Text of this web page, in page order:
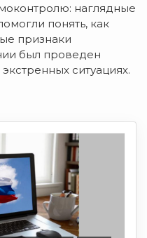
наглядные
понять, как
признаки
был проведен
ситуациях.